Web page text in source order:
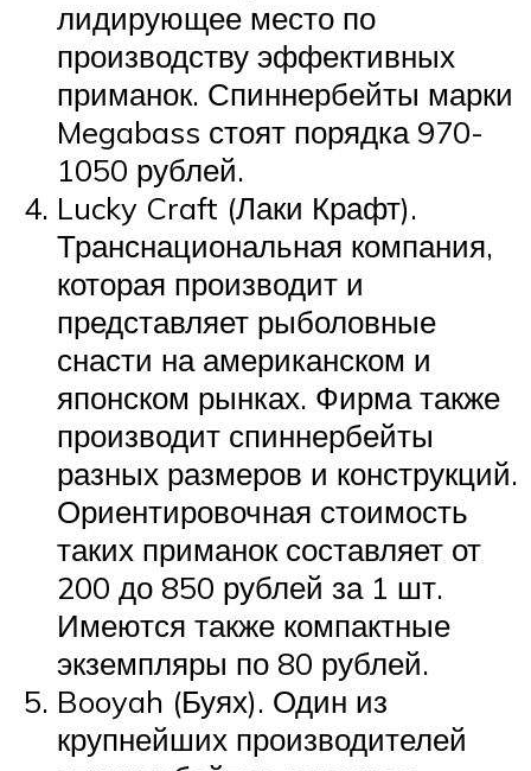
лидирующее место по
производству эффективных
приманок. Спиннербейты марки
Megabass стоят порядка 970-
1050 рублей.
Lucky Craft (Лаки Крафт).
Транснациональная компания,
которая производит и
представляет рыболовные
снасти на американском и
японском рынках. Фирма также
производит спиннербейты
разных размеров и конструкций.
Ориентировочная стоимость
таких приманок составляет от
200 до 850 рублей за 1 шт.
Имеются также компактные
экземпляры по 80 рублей.
Booyah (Буях). Один из
крупнейших производителей